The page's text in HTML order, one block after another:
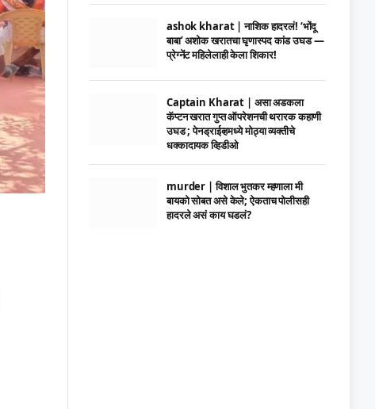
ashok kharat | नाशिक हादरलं! ‘भोंदू
बाबा’ अशोक खरातचा घृणास्पद कांड उघड —
प्रेग्नेंट महिलेलाही केला शिकार!
Captain Kharat | असा अडकला
कॅप्टन खरात गुप्त ऑपरेशनची थरारक कहाणी
उघड ; पेनड्राईव्हमध्ये मोठ्या व्यक्तीचे
धक्कादायक व्हिडीओ
murder | विशाल भुतकर म्हणाला मी
बायको सोबत असे केले; ऐकताच पोलीसही
हादरले असं काय घडलं?